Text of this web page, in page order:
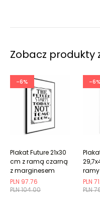
Zobacz produkty
-6%
PLN 104.00
PLN 97.76
Plakat Future 21x30
cm z ramą czarną
z marginesem
-6%
PLN
PLN
ramy